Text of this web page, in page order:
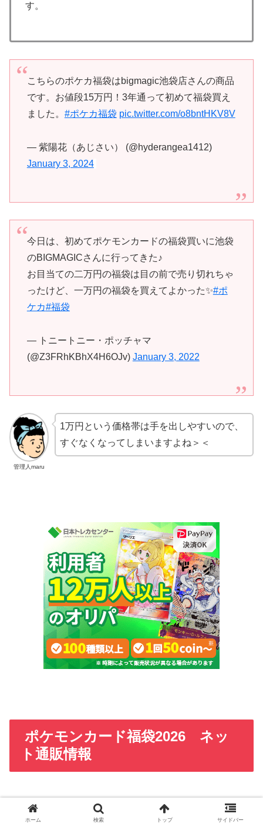
す。
こちらのポケカ福袋はbigmagic池袋店さんの商品
です。お値段15万円！3年通って初めて福袋買え
ました。 #ポケカ福袋 pic.twitter.com/o8bntHKV8V
— 紫陽花（あじさい） (@hyderangea1412)
January 3, 2024
今日は、初めてポケモンカードの福袋買いに池袋
のBIGMAGICさんに行ってきた♪
お目当ての二万円の福袋は目の前で売り切れちゃ
ったけど、一万円の福袋を買えてよかった✨#ポ
ケカ#福袋
— トニートニー・ポッチャマ
(@Z3FRhKBhX4H6OJv) January 3, 2022
管理人maru
1万円という価格帯は手を出しやすいので、
すぐなくなってしまいますよね＞＜
ポケモンカード福袋2026 ネッ
ト通販情報
自宅や出かけた先でも気軽に在庫確認したり購入すること
ができて楽ちんなのがネット通販です。ネット通販でもポ
ホーム 検索 トップ サイドバー